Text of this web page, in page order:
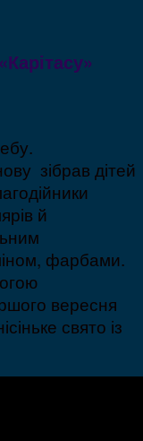
зібрав дітей
й
фарбами.
вересня
свято із